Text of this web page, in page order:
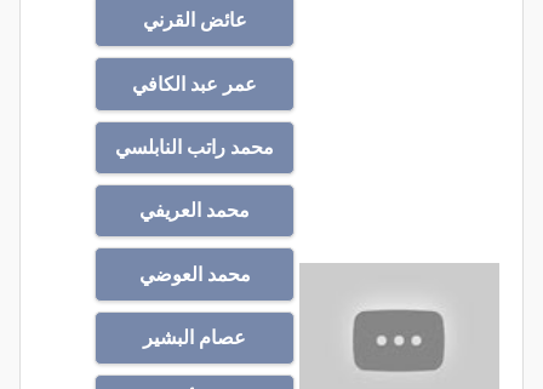
عائض القرني
عمر عبد الكافي
محمد راتب النابلسي
محمد العريفي
محمد العوضي
عصام البشير